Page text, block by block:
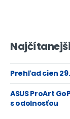
Prehľad cien
ASUS ProArt
s odolnosťou